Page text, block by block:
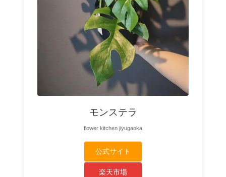
モンステラ
flower kitchen jiyugaoka
公式サイト
楽天市場